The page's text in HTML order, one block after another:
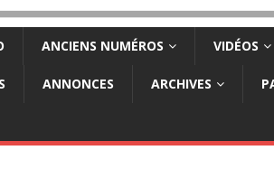
ANCIENS NUMÉROS VIDÉOS
ANNONCES ARCHIVES